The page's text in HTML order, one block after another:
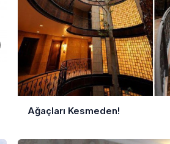
Ağaçları Kesmeden!